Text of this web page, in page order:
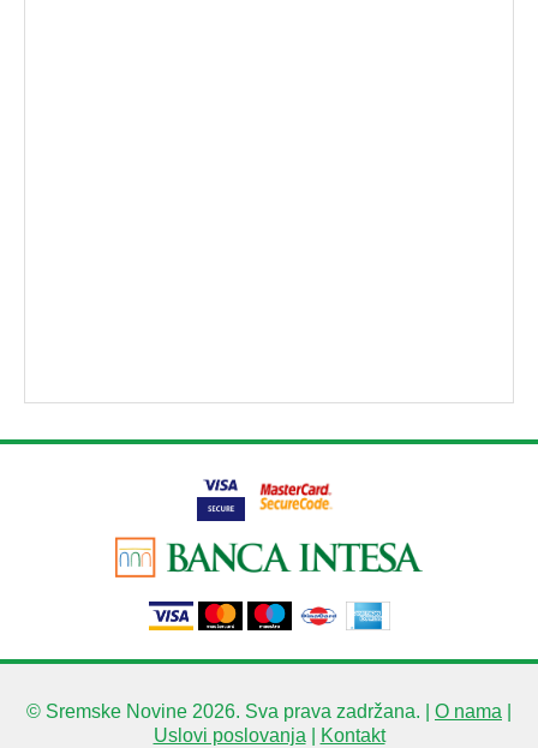
© Sremske Novine 2026. Sva prava zadržana. | O nama
Uslovi poslovanja| Kontakt